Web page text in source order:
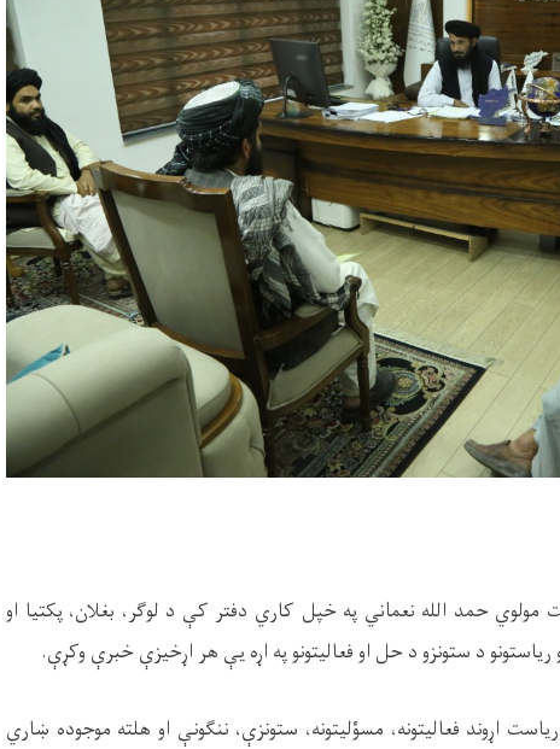
حمد الله نعماني په خپل کاري دفتر کې د لوګر، بغلان، پکتیا او
ریاستونو د ستونزو د حل او فعالیتونو په اړه یې هر اړخیزې خبرې وکړې.
اړوند فعالیتونه، مسؤلیتونه، ستونزې، ننګونې او هلته موجوده ښاري